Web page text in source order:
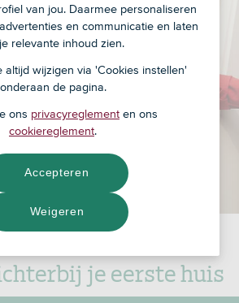
je eerste huis
van jou. Daarmee personaliseren
en communicatie en laten
relevante inhoud zien.
altijd wijzigen via 'Cookies instellen'
onderaan de pagina.
ons privacyreglement en ons
cookiereglement.
Weigeren
Accepteren